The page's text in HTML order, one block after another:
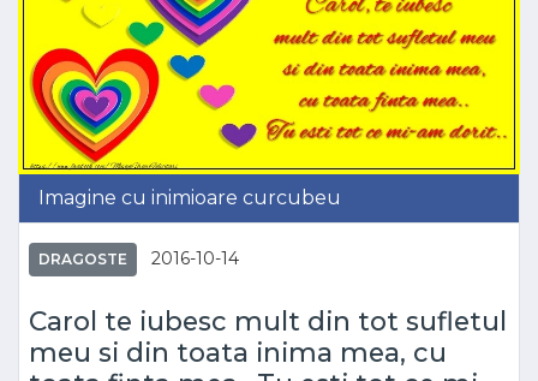
Imagine cu inimioare curcubeu
DRAGOSTE 2016-10-14
Carol te iubesc mult din tot sufletul
meu si din toata inima mea, cu